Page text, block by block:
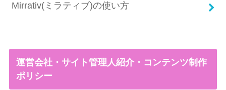
Mirrativ(ミラティブ)の使い方
運営会社・サイト管理人紹介・コンテンツ制作
ポリシー